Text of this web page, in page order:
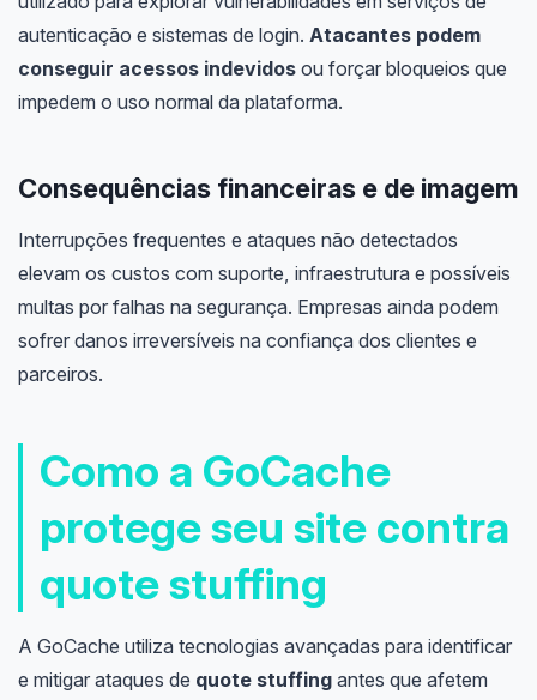
autenticação e sistemas de login. Atacantes podem
conseguir acessos indevidosou forçar bloqueios que
impedem o uso normal da plataforma.
Consequências financeiras e de imagem
Interrupções frequentes e ataques não detectados
elevam os custos com suporte, infraestrutura e possíveis
multas por falhas na segurança. Empresas ainda podem
sofrer danos irreversíveis na confiança dos clientes e
parceiros.
Como a GoCache
protege seu site contra
quote stuffing
A GoCache utiliza tecnologias avançadas para identificar
e mitigar ataques de quote stuffingantes que afetem